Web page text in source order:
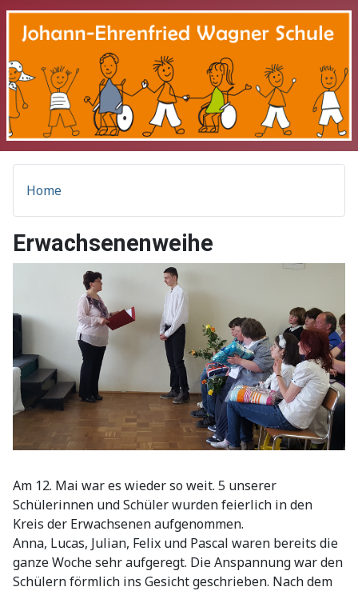
Home
Erwachsenenweihe
Am 12. Mai war es wieder so weit. 5 unserer
Schülerinnen und Schüler wurden feierlich in den
Kreis der Erwachsenen aufgenommen.
Anna, Lucas, Julian, Felix und Pascal waren bereits die
ganze Woche sehr aufgeregt. Die Anspannung war den
Schülern förmlich ins Gesicht geschrieben. Nach dem